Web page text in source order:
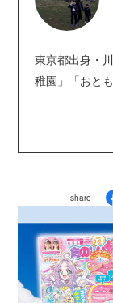
東京都出身・
稚園」「おと
ック・知育ド
share